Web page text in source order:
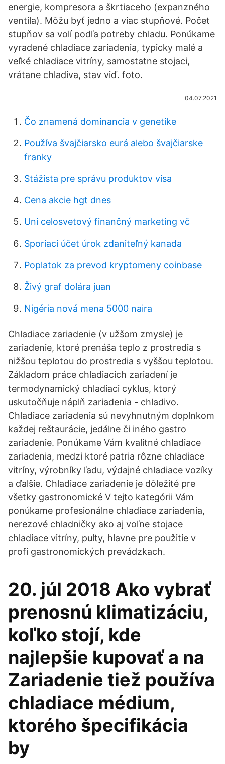
energie, kompresora a škrtiaceho (expanzného
ventila). Môžu byť jedno a viac stupňové. Počet
stupňov sa volí podľa potreby chladu. Ponúkame
vyradené chladiace zariadenia, typicky malé a
veľké chladiace vitríny, samostatne stojaci,
vrátane chladiva, stav viď. foto.
04.07.2021
Čo znamená dominancia v genetike
Používa švajčiarsko eurá alebo švajčiarske
franky
Stážista pre správu produktov visa
Cena akcie hgt dnes
Uni celosvetový finančný marketing vč
Sporiaci účet úrok zdaniteľný kanada
Poplatok za prevod kryptomeny coinbase
Živý graf dolára juan
Nigéria nová mena 5000 naira
Chladiace zariadenie (v užšom zmysle) je
zariadenie, ktoré prenáša teplo z prostredia s
nižšou teplotou do prostredia s vyššou teplotou.
Základom práce chladiacich zariadení je
termodynamický chladiaci cyklus, ktorý
uskutočňuje náplň zariadenia - chladivo.
Chladiace zariadenia sú nevyhnutným doplnkom
každej reštaurácie, jedálne či iného gastro
zariadenie. Ponúkame Vám kvalitné chladiace
zariadenia, medzi ktoré patria rôzne chladiace
vitríny, výrobníky ľadu, výdajné chladiace vozíky
a ďalšie. Chladiace zariadenie je dôležité pre
všetky gastronomické V tejto kategórii Vám
ponúkame profesionálne chladiace zariadenia,
nerezové chladničky ako aj voľne stojace
chladiace vitríny, pulty, hlavne pre použitie v
profi gastronomických prevádzkach.
20. júl 2018 Ako vybrať
prenosnú klimatizáciu,
koľko stojí, kde
najlepšie kupovať a na
Zariadenie tiež používa
chladiace médium,
ktorého špecifikácia
by